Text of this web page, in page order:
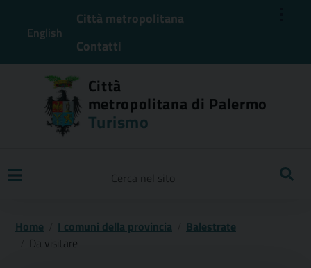
English
Città metropolitana
Contatti
Città
metropolitana di Palermo
Turismo
Home I comuni della provincia
Balestrate
Da visitare